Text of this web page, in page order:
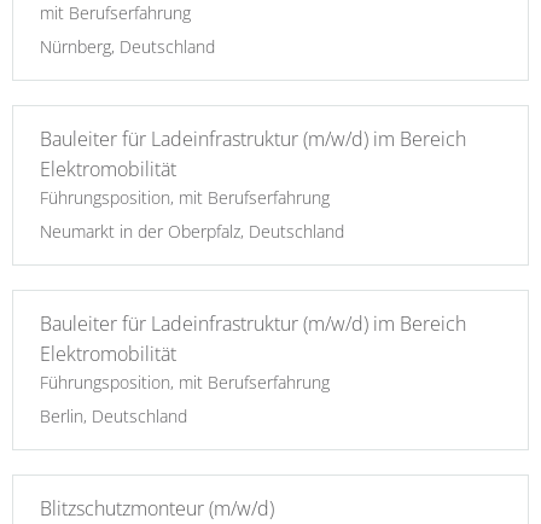
mit Berufserfahrung
Nürnberg, Deutschland
Bauleiter für Ladeinfrastruktur (m/w/d) im Bereich
Elektromobilität
Führungsposition, mit Berufserfahrung
Neumarkt in der Oberpfalz, Deutschland
Bauleiter für Ladeinfrastruktur (m/w/d) im Bereich
Elektromobilität
Führungsposition, mit Berufserfahrung
Berlin, Deutschland
Blitzschutzmonteur (m/w/d)